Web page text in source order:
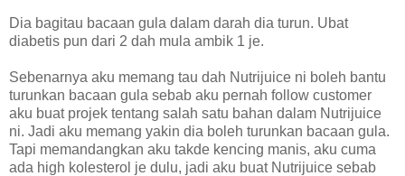
Dia bagitau bacaan gula dalam darah dia turun. Ubat
diabetis pun dari 2 dah mula ambik 1 je.
Sebenarnya aku memang tau dah Nutrijuice ni boleh bantu
turunkan bacaan gula sebab aku pernah follow customer
aku buat projek tentang salah satu bahan dalam Nutrijuice
ni. Jadi aku memang yakin dia boleh turunkan bacaan gula.
Tapi memandangkan aku takde kencing manis, aku cuma
ada high kolesterol je dulu, jadi aku buat Nutrijuice sebab